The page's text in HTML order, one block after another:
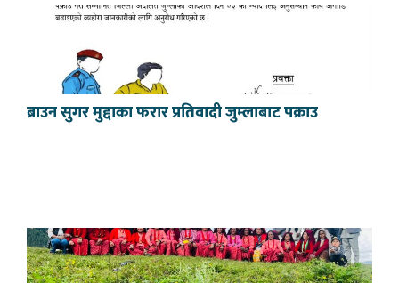
ब्राउन सुगर मुद्दाका फरार प्रतिवादी जुम्लाबाट पक्राउ